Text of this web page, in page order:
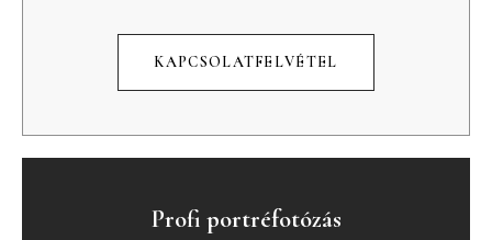
KAPCSOLATFELVÉTEL
Profi portréfotózás